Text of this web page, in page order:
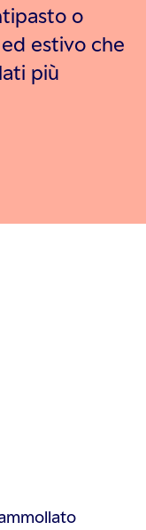
o
estivo che
più